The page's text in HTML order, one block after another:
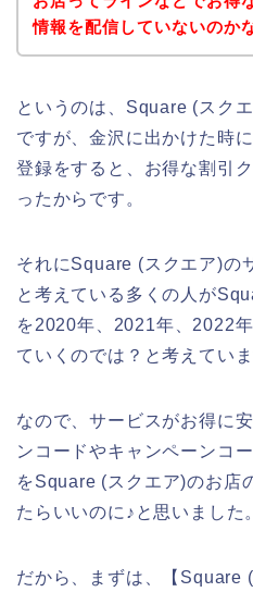
情報を配信していないのか
というのは、Square (スク
ですが、金沢に出かけた時
登録をすると、お得な割引
ったからです。
それにSquare (スクエア)の
と考えている多くの人が
を2020年、2021年、2022
ていくのでは？と考えていま
なので、サービスがお得に
ンコードやキャンペーンコ
をSquare (スクエア)のお店
たらいいのに♪と思いました。
だから、まずは、【Square